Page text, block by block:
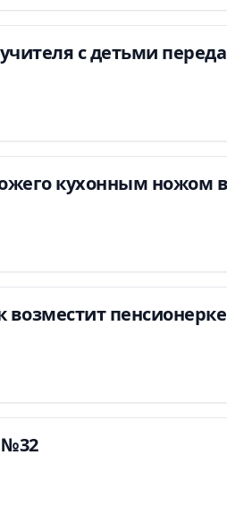
с детьми
кухонным ножом
пенсионерке
№32